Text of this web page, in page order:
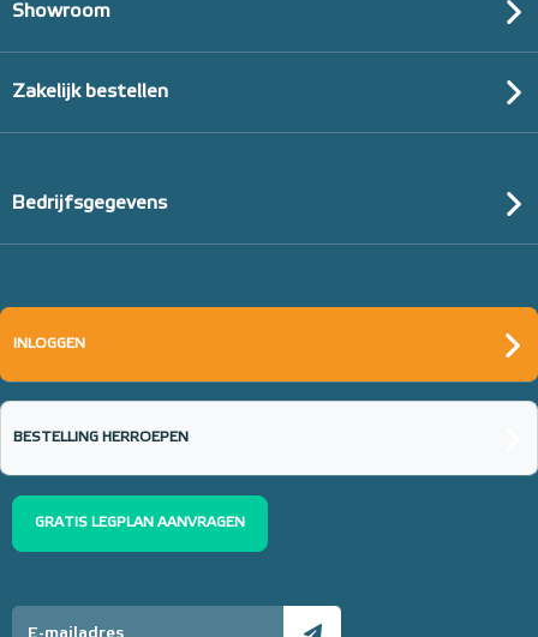
Showroom
Zakelijk bestellen
Bedrijfsgegevens
INLOGGEN
BESTELLING HERROEPEN
GRATIS LEGPLAN AANVRAGEN